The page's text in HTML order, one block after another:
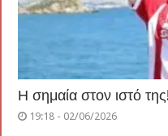
Η σημαία στον ιστό της!
19:18 - 02/06/2026